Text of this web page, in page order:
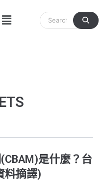
Menu
是什麼？台
料摘譯)